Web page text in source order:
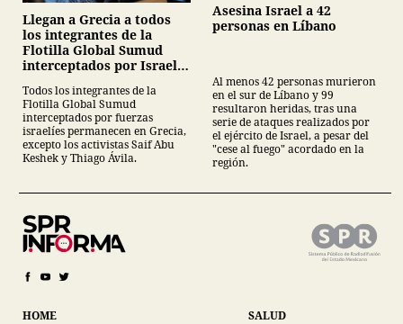
Llegan a Grecia a todos
los integrantes de la
Flotilla Global Sumud
interceptados por Israel,
Todos los integrantes de la
Flotilla Global Sumud
interceptados por fuerzas
israelíes permanecen en Grecia,
excepto los activistas Saif Abu
Keshek y Thiago Ávila.
Asesina Israel a 42
personas en Líbano
Al menos 42 personas murieron
en el sur de Líbano y 99
resultaron heridas, tras una
serie de ataques realizados por
el ejército de Israel, a pesar del
"cese al fuego" acordado en la
región.
HOME
SALUD